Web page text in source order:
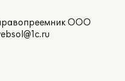
ООО